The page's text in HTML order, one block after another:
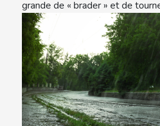
grande de « brader » et de